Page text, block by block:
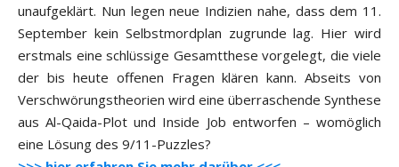
unaufgeklärt. Nun legen neue Indizien nahe, dass dem 11.
September kein Selbstmordplan zugrunde lag. Hier wird
erstmals eine schlüssige Gesamtthese vorgelegt, die viele
der bis heute offenen Fragen klären kann. Abseits von
Verschwörungstheorien wird eine überraschende Synthese
aus Al-Qaida-Plot und Inside Job entworfen – womöglich
eine Lösung des 9/11-Puzzles?